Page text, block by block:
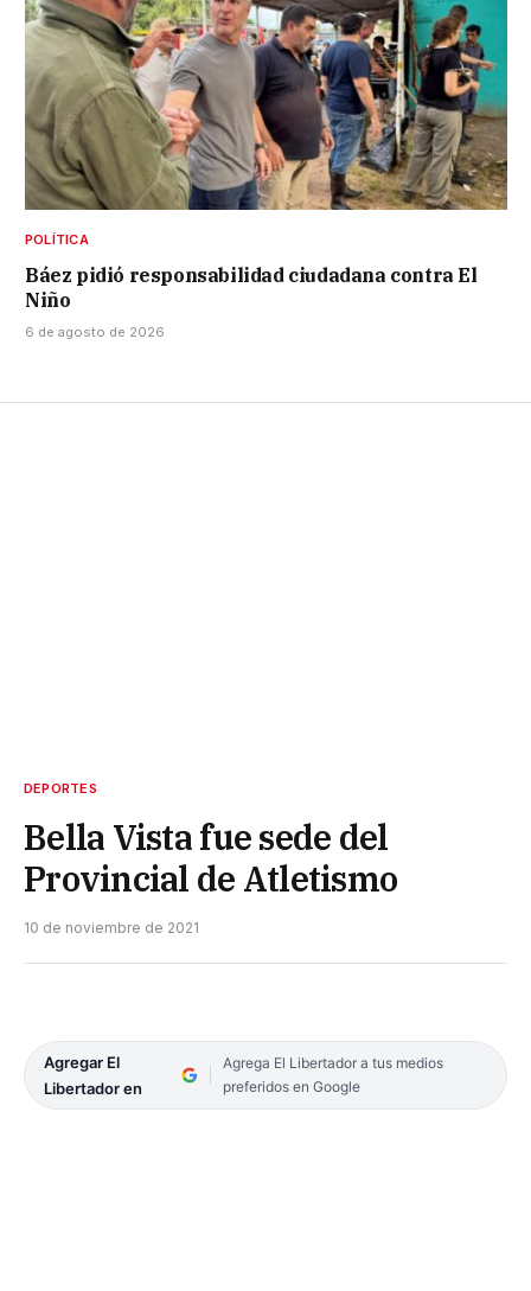
POLÍTICA
Báez pidió responsabilidad ciudadana contra El
Niño
6 de agosto de 2026
DEPORTES
Bella Vista fue sede del
Provincial de Atletismo
10 de noviembre de 2021
Agregar El
Libertador en
Agrega El Libertador a tus medios
preferidos en Google